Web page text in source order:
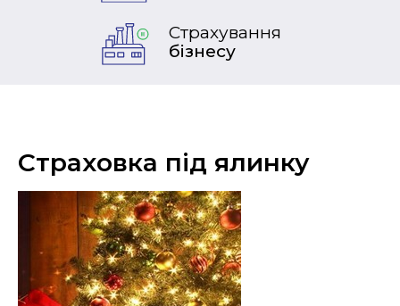
Страхування
бізнесу
Страховка під ялинку